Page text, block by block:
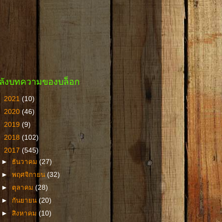
งบทความของบล็อก
2021 (10)
2020 (46)
2019 (9)
2018 (102)
2017 (545)
► ธันวาคม(27)
►พฤศจิกายน(32)
► ตุลาคม(28)
► กันยายน(20)
►สิงหาคม(10)